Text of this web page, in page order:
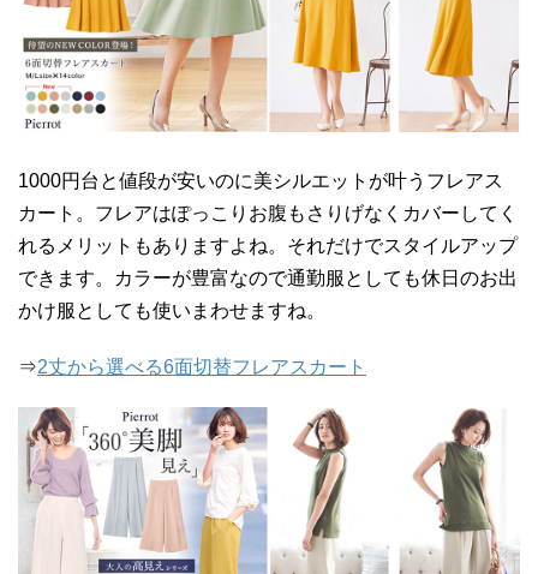
1000円台と値段が安いのに美シルエットが叶うフレアス
カート。フレアはぽっこりお腹もさりげなくカバーしてく
れるメリットもありますよね。それだけでスタイルアップ
できます。カラーが豊富なので通勤服としても休日のお出
かけ服としても使いまわせますね。
⇒2丈から選べる6面切替フレアスカート